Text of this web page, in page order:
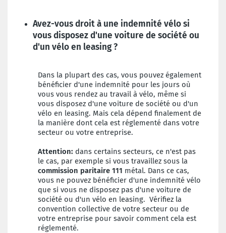
Avez-vous droit à une indemnité vélo si
vous disposez d'une voiture de société ou
d'un vélo en leasing ?
Dans la plupart des cas, vous pouvez également
bénéficier d'une indemnité pour les jours où
vous vous rendez au travail à vélo, même si
vous disposez d'une voiture de société ou d'un
vélo en leasing. Mais cela dépend finalement de
la manière dont cela est réglementé dans votre
secteur ou votre entreprise.
Attention: dans certains secteurs, ce n'est pas
le cas, par exemple si vous travaillez sous la
commission paritaire 111 métal. Dans ce cas,
vous ne pouvez bénéficier d'une indemnité vélo
que si vous ne disposez pas d'une voiture de
société ou d'un vélo en leasing. Vérifiez la
convention collective de votre secteur ou de
votre entreprise pour savoir comment cela est
réglementé.